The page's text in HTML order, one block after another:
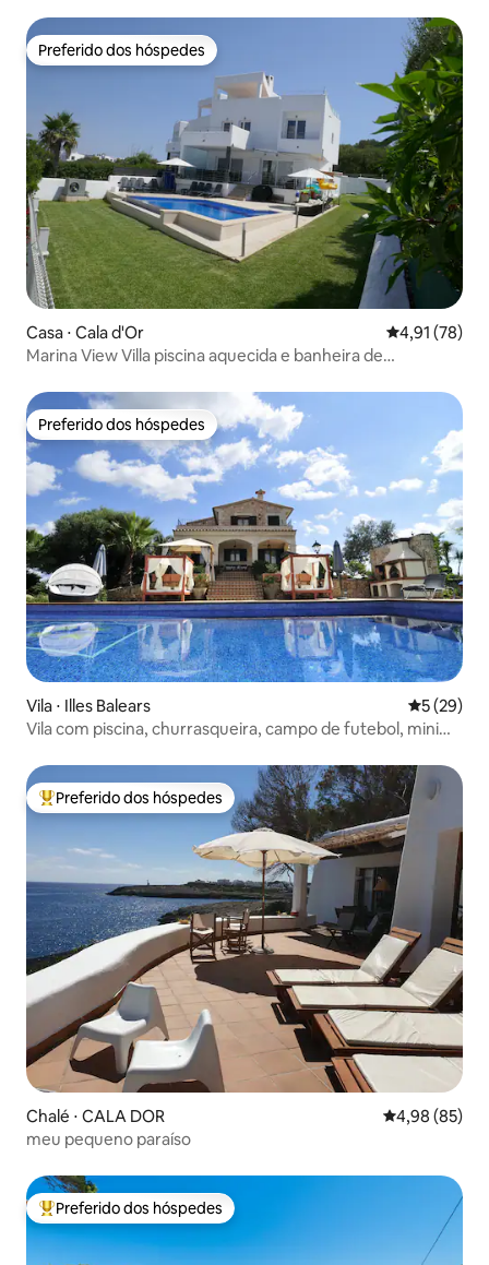
Preferido dos hóspedes
Preferido dos hóspedes
Casa ⋅ Cala d'Or 4,91 de uma
4,91 (78)
Marina View Villa piscina aquecida e banheira de
Preferido dos hóspedes
Preferido dos hóspedes
Vila ⋅ Illes Balears 5 de uma
5 (29)
Vila com piscina, churrasqueira, campo de futebol, mini
Entre os melhores preferidos dos hóspedes
Preferido dos hóspedes
Chalé ⋅ CALA DOR 4,98 de uma
4,98 (85)
meu pequeno paraíso
Entre os melhores preferidos dos hóspedes
Preferido dos hóspedes